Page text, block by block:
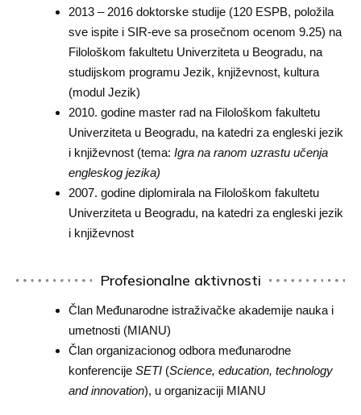
2013 – 2016 doktorske studije (120 ESPB, položila
sve ispite i SIR-eve sa prosečnom ocenom 9.25) na
Filološkom fakultetu Univerziteta u Beogradu, na
studijskom programu Jezik, književnost, kultura
(modul Jezik)
2010. godine master rad na Filološkom fakultetu
Univerziteta u Beogradu, na katedri za engleski jezik
i književnost (tema: Igra na ranom uzrastu učenja
engleskog jezika)
2007. godine diplomirala na Filološkom fakultetu
Univerziteta u Beogradu, na katedri za engleski jezik
i književnost
Profesionalne aktivnosti
Član Međunarodne istraživačke akademije nauka i
umetnosti (MIANU)
Član organizacionog odbora međunarodne
konferencije SETI (Science, education, technology
and innovation), u organizaciji MIANU